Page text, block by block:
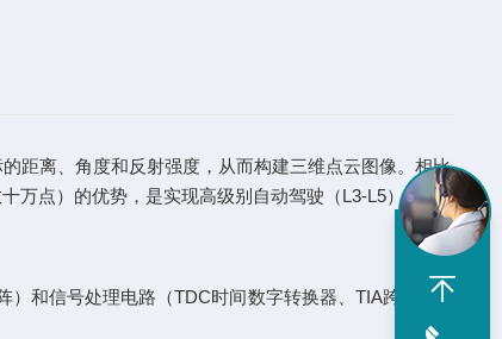
距离、角度和反射强度，从而构建三维点云图像。相比
万点）的优势，是实现高级别自动驾驶（L3-L5）和机
和信号处理电路（TDC时间数字转换器、TIA跨阻放大